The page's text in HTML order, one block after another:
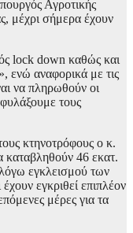
Αγροτικής
μέχρι σήμερα έχουν
lock down καθώς και
ενώ αναφορικά με τις
να πληρωθούν οι
τους
κτηνοτρόφους ο κ.
καταβληθούν 46 εκατ.
εγκλεισμού των
εγκριθεί επιπλέον
μέρες για τα